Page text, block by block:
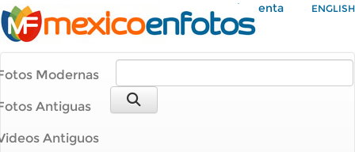
Mi Cuenta ENGLISH
Modernas
Antiguas
Antiguos